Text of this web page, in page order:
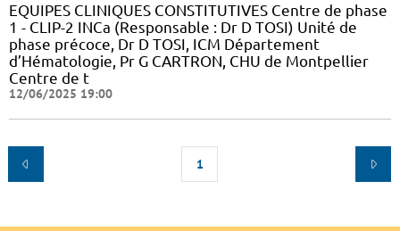
EQUIPES CLINIQUES CONSTITUTIVES Centre de phase
1 - CLIP-2 INCa (Responsable : Dr D TOSI) Unité de
phase précoce, Dr D TOSI, ICM Département
d’Hématologie, Pr G CARTRON, CHU de Montpellier
Centre de t
12/06/2025 19:00
1